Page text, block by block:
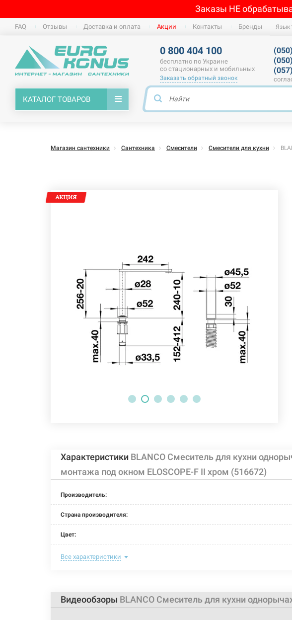
Заказы НЕ
FAQ Отзывы Доставка и оплата Акции Контакты Бренды Язык
0 800 404 100
бесплатно по Украине
со стационарных и мобильных
Заказать обратный звонок
КАТАЛОГ ТОВАРОВ
Магазин сантехники Сантехника Смесители Смесители для кухни
Характеристики BLANCO Смеситель для кухни
монтажа под окном ELOSCOPE-F II хром (516672)
Производитель:
Страна производителя:
Цвет:
Назначение смесителя:
Размер картриджа:
Все характеристики
Видеообзоры BLANCO Смеситель для кухни